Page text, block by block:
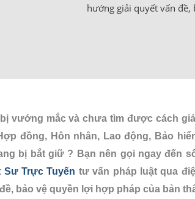
hướng giải quyết vấn
vướng mắc và chưa tìm được cách
đồng, Hôn nhân, Lao động, Bảo
bị bắt giữ ? Bạn nên gọi ngay đến
Sư Trực Tuyến tư vấn pháp luật qua
bảo vệ quyền lợi hợp pháp của bản